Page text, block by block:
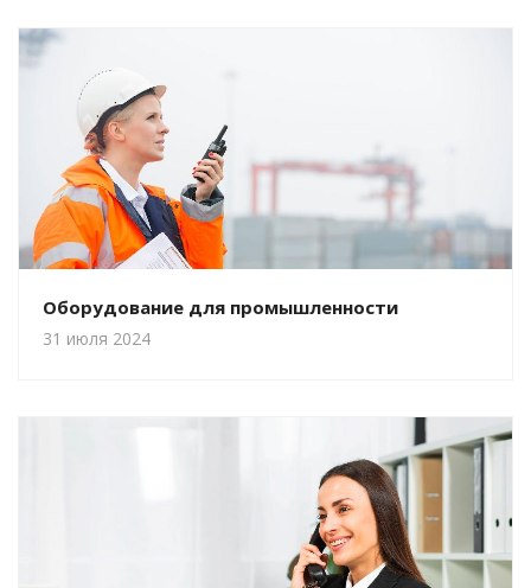
Оборудование для промышленности
31 июля 2024